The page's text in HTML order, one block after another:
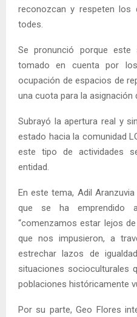
reconozcan y respeten
todes.
Se pronunció porque este
tomado en cuenta por
ocupación de espacios de
una cuota para la asignación
Subrayó la apertura real y
estado hacia la comunidad
este tipo de actividades
entidad.
En este tema, Adil
que se ha
“comenzamos estar lejos
que nos impusieron, a
estrechar lazos de
situaciones socioculturales
poblaciones históricamente
Por su parte, Geo Flores